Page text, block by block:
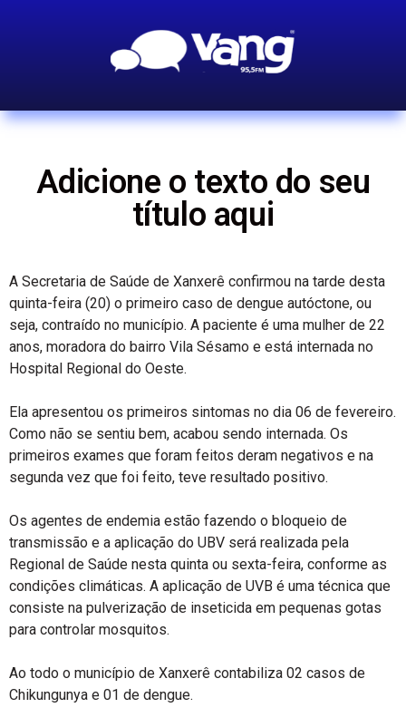
Adicione o texto do seu
título aqui
A Secretaria de Saúde de Xanxerê confirmou na tarde desta
quinta-feira (20) o primeiro caso de dengue autóctone, ou
seja, contraído no município. A paciente é uma mulher de 22
anos, moradora do bairro Vila Sésamo e está internada no
Hospital Regional do Oeste.
Ela apresentou os primeiros sintomas no dia 06 de fevereiro.
Como não se sentiu bem, acabou sendo internada. Os
primeiros exames que foram feitos deram negativos e na
segunda vez que foi feito, teve resultado positivo.
Os agentes de endemia estão fazendo o bloqueio de
transmissão e a aplicação do UBV será realizada pela
Regional de Saúde nesta quinta ou sexta-feira, conforme as
condições climáticas. A aplicação de UVB é uma técnica que
consiste na pulverização de inseticida em pequenas gotas
para controlar mosquitos.
Ao todo o município de Xanxerê contabiliza 02 casos de
Chikungunya e 01 de dengue.